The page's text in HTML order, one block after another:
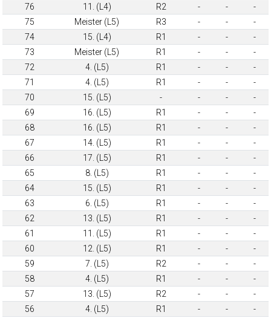
76
11. (L4) R2 - -
-
75
Meister (L5) R3 - -
-
74
15. (L4) R1 - -
-
73
Meister (L5) R1 - -
-
72
4. (L5) R1 - -
-
71
4. (L5) R1 - -
-
70
15. (L5) - - -
-
69
16. (L5) R1 - -
-
68
16. (L5) R1 - -
-
67
14. (L5) R1 - -
-
66
17. (L5) R1 - -
-
65
8. (L5) R1 - -
-
64
15. (L5) R1 - -
-
63
6. (L5) R1 - -
-
62
13. (L5) R1 - -
-
61
11. (L5) R1 - -
-
60
12. (L5) R1 - -
-
59
7. (L5) R2 - -
-
58
4. (L5) R1 - -
-
57
13. (L5) R2 - -
-
56
4. (L5) R1 - -
-